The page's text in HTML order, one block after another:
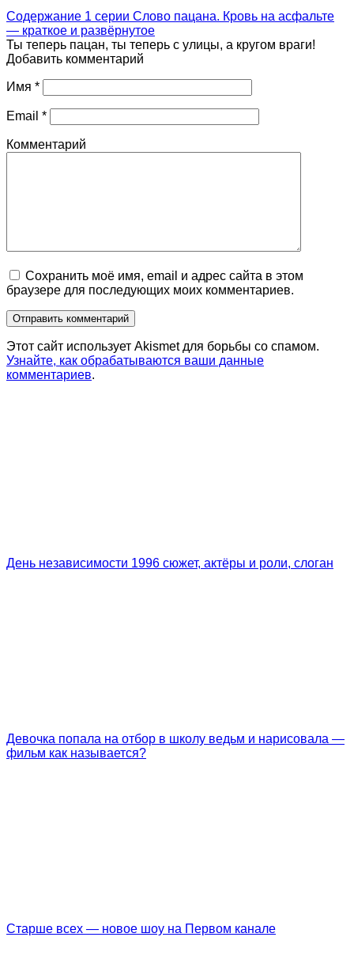
Содержание 1 серии Слово пацана. Кровь на асфальте
— краткое и развёрнутое
Ты теперь пацан, ты теперь с улицы, а кругом враги!
Добавить комментарий
Имя *
Email *
Комментарий
Сохранить моё имя, email и адрес сайта в этом
браузере для последующих моих комментариев.
Этот сайт использует Akismet для борьбы со спамом.
Узнайте, как обрабатываются ваши данные
комментариев.
День независимости 1996 сюжет, актёры и роли, слоган
Девочка попала на отбор в школу ведьм и нарисовала —
фильм как называется?
Старше всех — новое шоу на Первом канале